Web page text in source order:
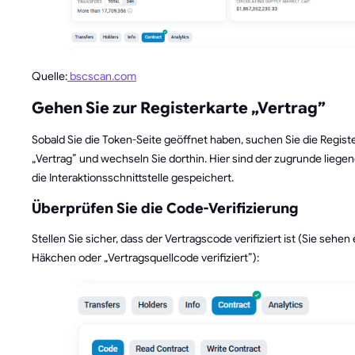
Quelle:bscscan.com
Gehen Sie zur Registerkarte „Vertrag”
Sobald Sie die Token-Seite geöffnet haben, suchen Sie die
„Vertrag” und wechseln Sie dorthin. Hier sind der zugrunde
die Interaktionsschnittstelle gespeichert.
Überprüfen Sie die Code-Verifizierung
Stellen Sie sicher, dass der Vertragscode verifiziert ist (Sie sehen
Häkchen oder „Vertragsquellcode verifiziert”):